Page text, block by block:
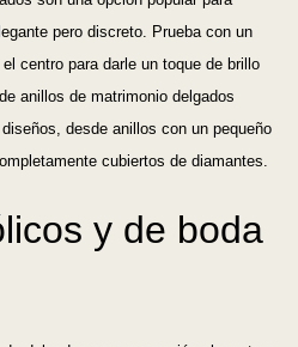
pero discreto. Prueba con un
centro para darle un toque de brillo
anillos de matrimonio delgados
desde anillos con un pequeño
cubiertos de diamantes.
y de boda